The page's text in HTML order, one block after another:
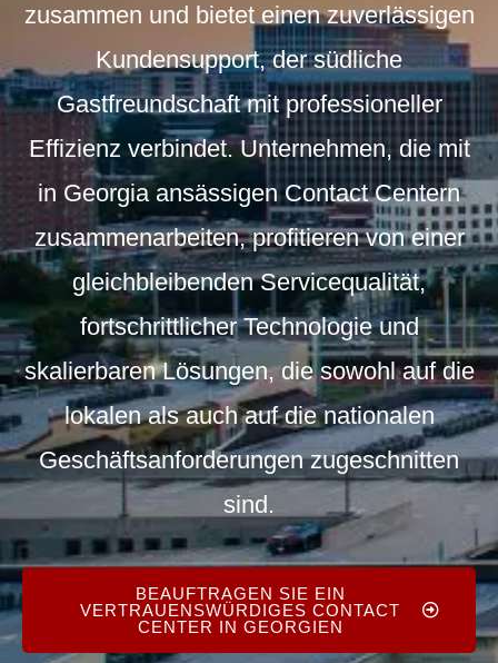
zusammen und bietet einen zuverlässigen
Kundensupport, der südliche
Gastfreundschaft mit professioneller
Effizienz verbindet. Unternehmen, die mit
in Georgia ansässigen Contact Centern
zusammenarbeiten, profitieren von einer
gleichbleibenden Servicequalität,
fortschrittlicher Technologie und
skalierbaren Lösungen, die sowohl auf die
lokalen als auch auf die nationalen
Geschäftsanforderungen zugeschnitten
sind.
BEAUFTRAGEN SIE EIN
VERTRAUENSWÜRDIGES CONTACT
CENTER IN GEORGIEN